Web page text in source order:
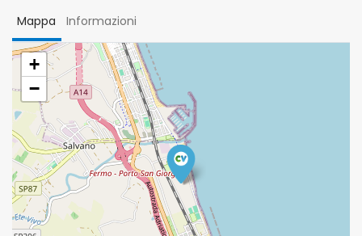
Mappa Informazioni
+
−